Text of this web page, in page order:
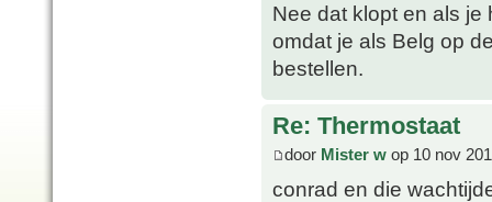
Nee dat klopt en als
omdat je als Belg op
bestellen.
Re: Thermostaat
door Mister w op 10 nov
conrad en die